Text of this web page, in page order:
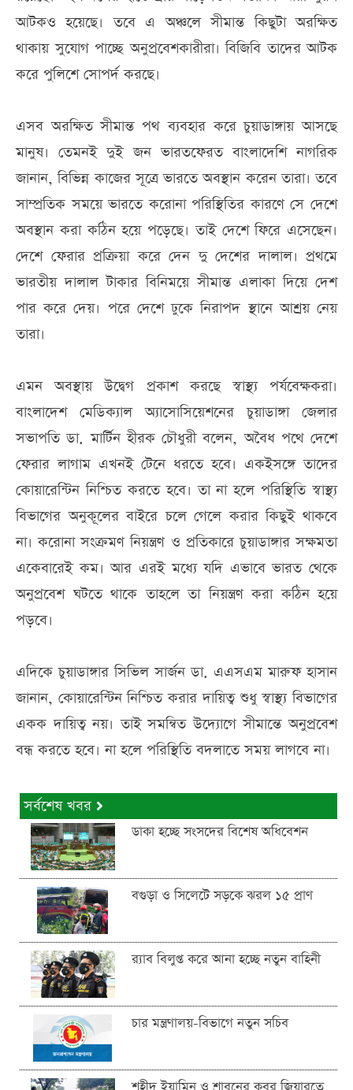
আটকও হয়েছে। তবে এ অঞ্চলে সীমান্ত কিছুটা অরক্ষিত
থাকায় সুযোগ পাচ্ছে অনুপ্রবেশকারীরা। বিজিবি তাদের আটক
করে পুলিশে সোপর্দ করছে।
এসব অরক্ষিত সীমান্ত পথ ব্যবহার করে চুয়াডাঙ্গায় আসছে
মানুষ। তেমনই দুই জন ভারতফেরত বাংলাদেশি নাগরিক
জানান, বিভিন্ন কাজের সূত্রে ভারতে অবস্থান করেন তারা। তবে
সাম্প্রতিক সময়ে ভারতে করোনা পরিস্থিতির কারণে সে দেশে
অবস্থান করা কঠিন হয়ে পড়েছে। তাই দেশে ফিরে এসেছেন।
দেশে ফেরার প্রক্রিয়া করে দেন দু দেশের দালাল। প্রথমে
ভারতীয় দালাল টাকার বিনিময়ে সীমান্ত এলাকা দিয়ে দেশ
পার করে দেয়। পরে দেশে ঢুকে নিরাপদ স্থানে আশ্রয় নেয়
তারা।
এমন অবস্থায় উদ্বেগ প্রকাশ করছে স্বাস্থ্য পর্যবেক্ষকরা।
বাংলাদেশ মেডিক্যাল অ্যাসোসিয়েশনের চুয়াডাঙ্গা জেলার
সভাপতি ডা. মার্টিন হীরক চৌধুরী বলেন, অবৈধ পথে দেশে
ফেরার লাগাম এখনই টেনে ধরতে হবে। একইসঙ্গে তাদের
কোয়ারেন্টিন নিশ্চিত করতে হবে। তা না হলে পরিস্থিতি স্বাস্থ্য
বিভাগের অনুকূলের বাইরে চলে গেলে করার কিছুই থাকবে
না। করোনা সংক্রমণ নিয়ন্ত্রণ ও প্রতিকারে চুয়াডাঙ্গার সক্ষমতা
একেবারেই কম। আর এরই মধ্যে যদি এভাবে ভারত থেকে
অনুপ্রবেশ ঘটতে থাকে তাহলে তা নিয়ন্ত্রণ করা কঠিন হয়ে
পড়বে।
এদিকে চুয়াডাঙ্গার সিভিল সার্জন ডা. এএসএম মারুফ হাসান
জানান, কোয়ারেন্টিন নিশ্চিত করার দায়িত্ব শুধু স্বাস্থ্য বিভাগের
একক দায়িত্ব নয়। তাই সমন্বিত উদ্যোগে সীমান্তে অনুপ্রবেশ
বন্ধ করতে হবে। না হলে পরিস্থিতি বদলাতে সময় লাগবে না।
সর্বশেষ খবর
ডাকা হচ্ছে সংসদের বিশেষ অধিবেশন
বগুড়া ও সিলেটে সড়কে ঝরল ১৫ প্রাণ
র‍্যাব বিলুপ্ত করে আনা হচ্ছে নতুন বাহিনী
চার মন্ত্রণালয়-বিভাগে নতুন সচিব